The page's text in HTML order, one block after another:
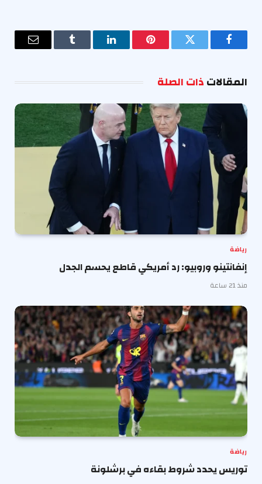
فيسبوك تويتر بينتيريستلينكدإن Tumblr
البريد
المقالاتذات الصلة
رياضة
إنفانتينو وروبيو: رد أمريكي قاطع يحسم الجدل
منذ 21 ساعة
رياضة
توريس يحدد شروط بقاءه في برشلونة